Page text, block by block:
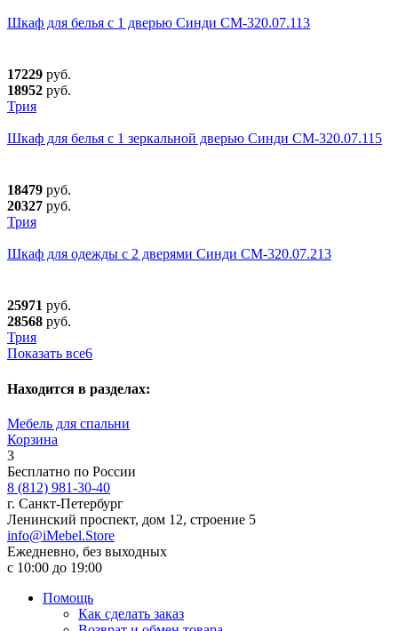
Шкаф для белья с 1 дверью Синди СМ-320.07.113
17229 руб.
18952 руб.
Трия
Шкаф для белья с 1 зеркальной дверью Синди СМ-320.07.115
18479 руб.
20327 руб.
Трия
Шкаф для одежды с 2 дверями Синди СМ-320.07.213
25971 руб.
28568 руб.
Трия
Показать все6
Находится в разделах:
Мебель для спальни
Корзина
3
Бесплатно по России
8 (812) 981-30-40
г. Санкт-Петербург
Ленинский проспект, дом 12, строение 5
info@iMebel.Store
Ежедневно, без выходных
с 10:00 до 19:00
Помощь
Как сделать заказ